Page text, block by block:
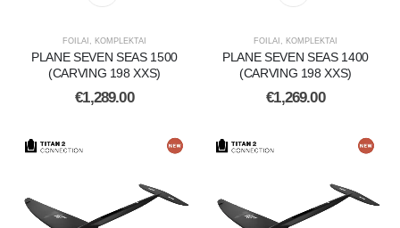
FOILAI , KOMPLEKTAI
PLANE SEVEN SEAS 1500
(CARVING 198 XXS)
€1,289.00
FOILAI , KOMPLEKTAI
PLANE SEVEN SEAS 1400
(CARVING 198 XXS)
€1,269.00